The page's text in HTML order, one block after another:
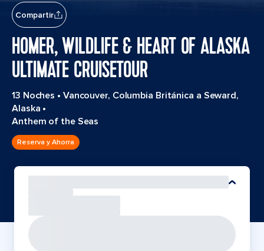
Compartir
HOMER, WILDLIFE & HEART OF ALASKA
ULTIMATE CRUISETOUR
13 Noches • Vancouver, Columbia Británica a Seward,
Alaska •
Anthem of the Seas
Reserva y Ahorra